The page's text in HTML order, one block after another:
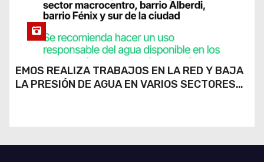
EMOS REALIZA TRABAJOS EN LA RED Y BAJA
LA PRESIÓN DE AGUA EN VARIOS SECTORES